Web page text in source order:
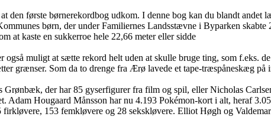
den første børnerekordbog udkom. I denne bog kan du blandt andet
børn, der under Familiernes Landsstævne i Byparken
at kaste en sukkerroe hele 22,66 meter eller sidde
muligt at sætte rekord helt uden at skulle bruge ting, som f.eks.
grænser. Som da to drenge fra Ærø lavede et tape-træspåneskæg på
Grønbæk, der har 85 gyserfigurer fra film og spil, eller Nicholas
Adam Hougaard Månsson har nu 4.193 Pokémon-kort i alt, heraf
153 femkløvere og 28 sekskløvere. Elliot Høgh og